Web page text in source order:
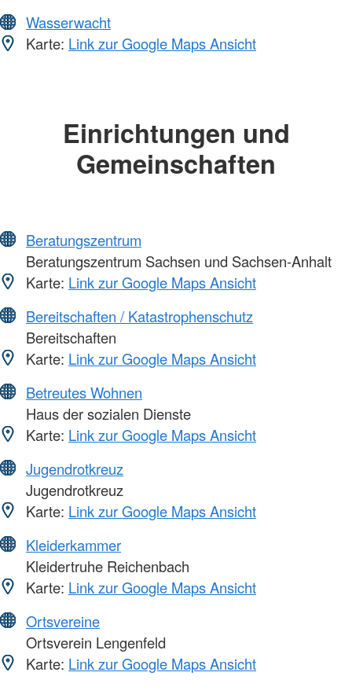
Wasserwacht
Karte: Link zur Google Maps Ansicht
Einrichtungen und
Gemeinschaften
Beratungszentrum
Beratungszentrum Sachsen und Sachsen-Anhalt
Karte: Link zur Google Maps Ansicht
Bereitschaften / Katastrophenschutz
Bereitschaften
Karte: Link zur Google Maps Ansicht
Betreutes Wohnen
Haus der sozialen Dienste
Karte: Link zur Google Maps Ansicht
Jugendrotkreuz
Jugendrotkreuz
Karte: Link zur Google Maps Ansicht
Kleiderkammer
Kleidertruhe Reichenbach
Karte: Link zur Google Maps Ansicht
Ortsvereine
Ortsverein Lengenfeld
Karte: Link zur Google Maps Ansicht